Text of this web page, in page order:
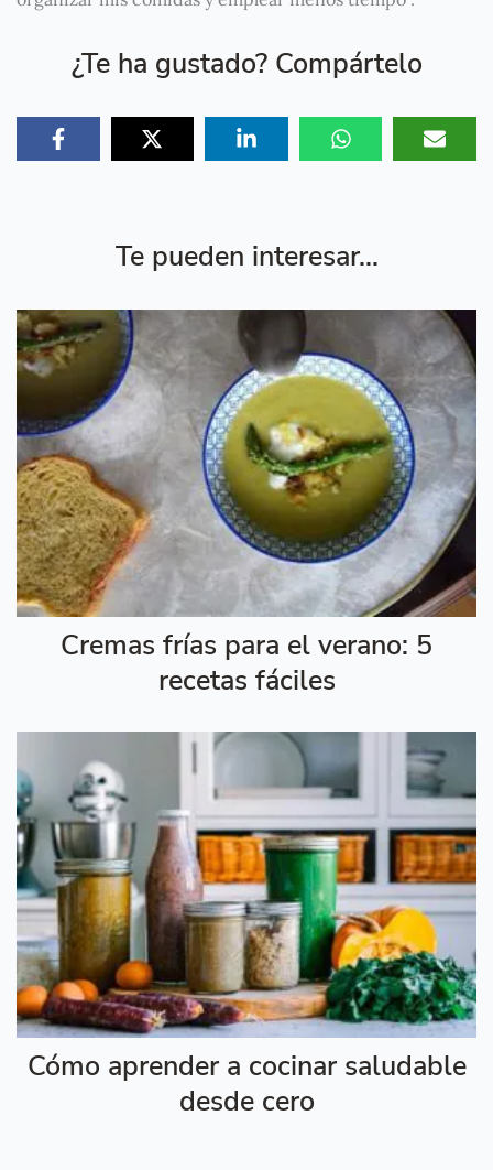
¿Te ha gustado? Compártelo
Te pueden interesar...
Cremas frías para el verano: 5
recetas fáciles
Cómo aprender a cocinar saludable
desde cero